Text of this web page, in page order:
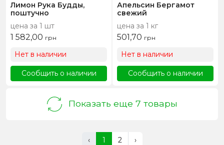
Лимон Рука Будды,
поштучно
цена за 1 шт
1 582,00 грн
Нет в наличии
Сообщить о наличии
Апельсин Бергамот
свежий
цена за 1 кг
501,70 грн
Нет в наличии
Сообщить о наличии
Показать еще 7 товары
‹ 1 2 ›